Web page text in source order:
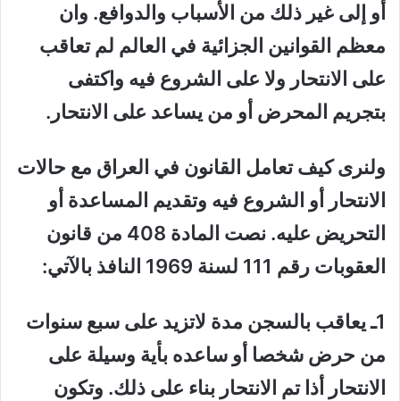
أو إلى غير ذلك من الأسباب والدوافع. وان
معظم القوانين الجزائية في العالم لم تعاقب
على الانتحار ولا على الشروع فيه واكتفى
بتجريم المحرض أو من يساعد على الانتحار.
ولنرى كيف تعامل القانون في العراق مع حالات
الانتحار أو الشروع فيه وتقديم المساعدة أو
التحريض عليه. نصت المادة 408 من قانون
العقوبات رقم 111 لسنة 1969 النافذ بالآتي:
1ـ يعاقب بالسجن مدة لاتزيد على سبع سنوات
من حرض شخصا أو ساعده بأية وسيلة على
الانتحار أذا تم الانتحار بناء على ذلك. وتكون